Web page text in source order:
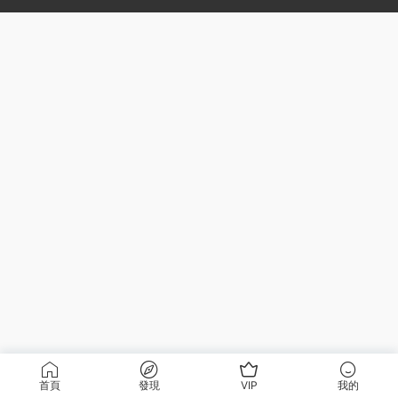
首頁 發現 VIP 我的